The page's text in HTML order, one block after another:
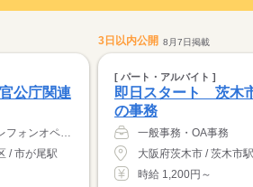
公庁関連
コールセンター（テレフォンオペレーター）
/ 市が尾駅
3日以内公開 8月7日掲載
[ パート・アルバイト ]
即日スタート 茨木
の事務
一般事務・OA事務
時給 1,200円～